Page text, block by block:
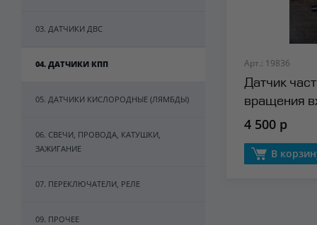
03. ДАТЧИКИ ДВС
04. ДАТЧИКИ КПП
05. ДАТЧИКИ КИСЛОРОДНЫЕ (ЛЯМБДЫ)
06. СВЕЧИ, ПРОВОДА, КАТУШКИ,
ЗАЖИГАНИЕ
07. ПЕРЕКЛЮЧАТЕЛИ, РЕЛЕ
09. ПРОЧЕЕ
Арт.: 19836
Датчик
вращения
(2
4 500 р
В